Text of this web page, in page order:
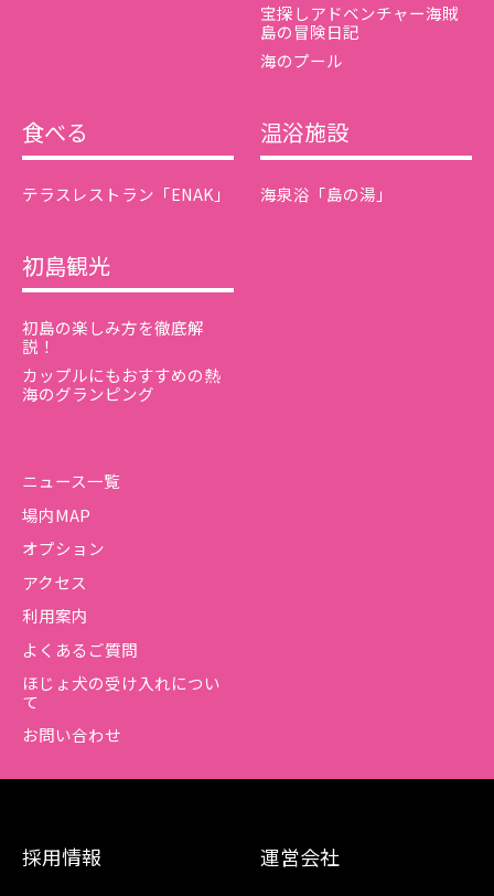
宝探しアドベンチャー海賊
島の冒険日記
海のプール
食べる
テラスレストラン「ENAK」
温浴施設
海泉浴「島の湯」
初島観光
初島の楽しみ方を徹底解
説！
カップルにもおすすめの熱
海のグランピング
ニュース一覧
場内MAP
オプション
アクセス
利用案内
よくあるご質問
ほじょ犬の受け入れについ
て
お問い合わせ
採用情報 運営会社